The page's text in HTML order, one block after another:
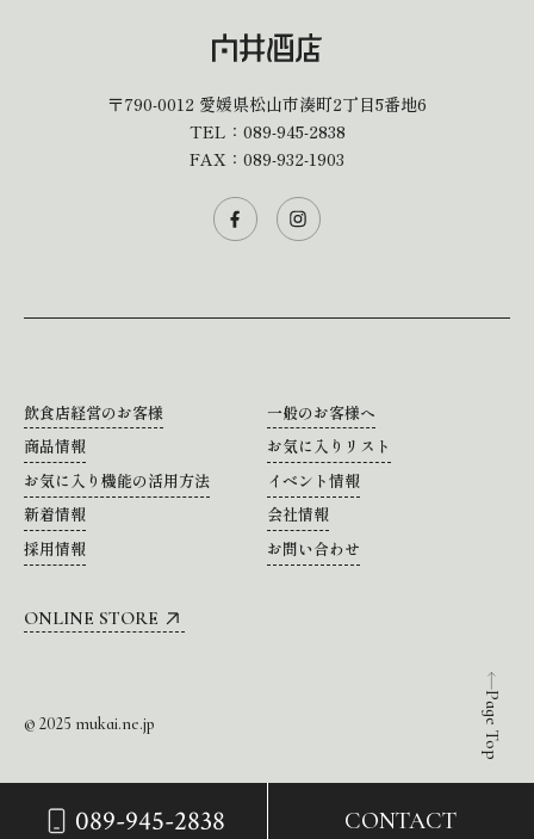
089-945-2838 CONTACT
Page Top
〒790-0012 愛媛県松山市湊町2丁目5番地6
TEL： 089-945-2838
FAX：089-932-1903
飲食店経営のお客様
一般のお客様へ
商品情報
お気に入りリスト
お気に入り機能の活用方法
イベント情報
新着情報
会社情報
採用情報
お問い合わせ
ONLINE STORE
© 2025 mukai.ne.jp